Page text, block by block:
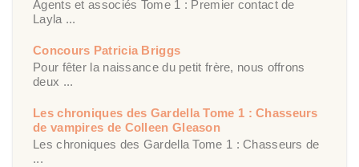
Agents et associés Tome 1 : Premier contact de
Layla ...
Concours Patricia Briggs
Pour fêter la naissance du petit frère, nous offrons
deux ...
Les chroniques des Gardella Tome 1 : Chasseurs
de vampires de Colleen Gleason
Les chroniques des Gardella Tome 1 : Chasseurs de
...